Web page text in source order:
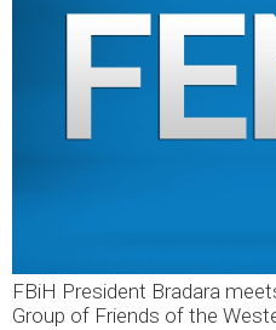
FBiH President Bradara
Group of Friends of the